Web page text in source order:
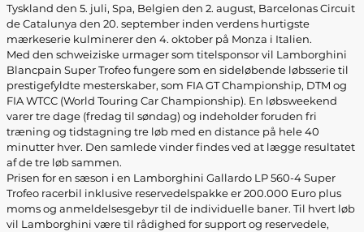
Tyskland den 5. juli, Spa, Belgien den 2. august, Barcelonas Circuit
de Catalunya den 20. september inden verdens hurtigste
mærkeserie kulminerer den 4. oktober på Monza i Italien.
Med den schweiziske urmager som titelsponsor vil Lamborghini
Blancpain Super Trofeo fungere som en sideløbende løbsserie til
prestigefyldte mesterskaber, som FIA GT Championship, DTM og
FIA WTCC (World Touring Car Championship). En løbsweekend
varer tre dage (fredag til søndag) og indeholder foruden fri
træning og tidstagning tre løb med en distance på hele 40
minutter hver. Den samlede vinder findes ved at lægge resultatet
af de tre løb sammen.
Prisen for en sæson i en Lamborghini Gallardo LP 560-4 Super
Trofeo racerbil inklusive reservedelspakke er 200.000 Euro plus
moms og anmeldelsesgebyr til de individuelle baner. Til hvert løb
vil Lamborghini være til rådighed for support og reservedele,